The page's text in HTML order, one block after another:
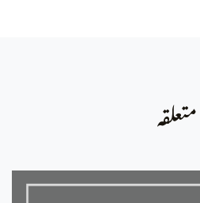
متعلقہ